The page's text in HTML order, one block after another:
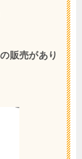
販売があり